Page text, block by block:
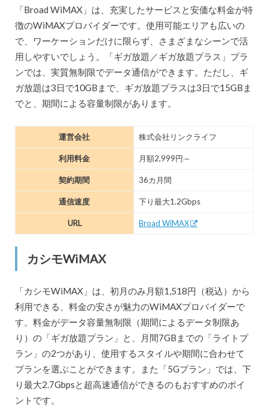
「Broad WiMAX」は、充実したサービスと安価な料金が特
徴のWiMAXプロバイダーです。使用可能エリアも広いの
で、ワーケーションだけに限らず、さまざまなシーンで活
用しやすいでしょう。「ギガ放題／ギガ放題プラス」プラ
ンでは、実質無制限でデータ通信ができます。ただし、ギ
ガ放題は3日で10GBまで、ギガ放題プラスは3日で15GBま
でと、期間による容量制限があります。
運営会社 株式会社リンクライフ
利用料金 月額2,999円～
契約期間 36カ月間
通信速度 下り最大1.2Gbps
URL Broad WiMAX
カシモWiMAX
「カシモWiMAX」は、初月のみ月額1,518円（税込）から
利用できる、料金の安さが魅力のWiMAXプロバイダーで
す。料金がデータ容量無制限（期間によるデータ制限あ
り）の「ギガ放題プラン」と、月間7GBまでの「ライトプ
ラン」の2つがあり、使用するスタイルや期間に合わせて
プランを選ぶことができます。また「5Gプラン」では、下
り最大2.7Gbpsと超高速通信ができるのもおすすめのポイ
ントです。